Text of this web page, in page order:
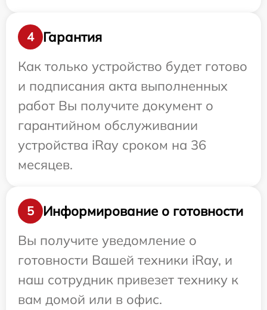
4
Гарантия
Как только устройство будет готово
и подписания акта выполненных
работ Вы получите документ о
гарантийном обслуживании
устройства iRay сроком на 36
месяцев.
5
Информирование о готовности
Вы получите уведомление о
готовности Вашей техники iRay, и
наш сотрудник привезет технику к
вам домой или в офис.